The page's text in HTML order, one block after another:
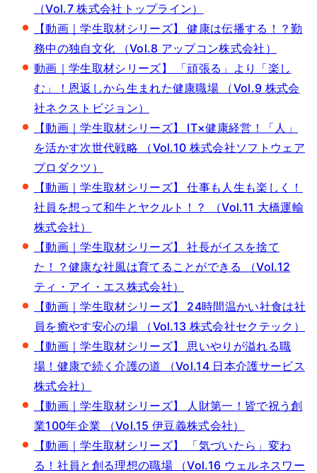
（Vol.7 株式会社トップライン）
【動画｜学生取材シリーズ】 健康は伝播する！？勤
務中の独自文化 （Vol.8 アップコン株式会社）
動画｜学生取材シリーズ】 「頑張る」より「楽し
む」！恩返しから生まれた健康職場 （Vol.9 株式会
社ネクストビジョン）
【動画｜学生取材シリーズ】 IT×健康経営！「人」
を活かす次世代戦略 （Vol.10 株式会社ソフトウェア
プロダクツ）
【動画｜学生取材シリーズ】 仕事も人生も楽しく！
社員を想って和牛とヤクルト！？ （Vol.11 大橋運輸
株式会社）
【動画｜学生取材シリーズ】 社長がイスを捨て
た！？健康な社風は育てることができる （Vol.12
ティ・アイ・エス株式会社）
【動画｜学生取材シリーズ】 24時間温かい社食は社
員を癒やす安心の場 （Vol.13 株式会社セクテック）
【動画｜学生取材シリーズ】 思いやりが溢れる職
場！健康で続く介護の道 （Vol.14 日本介護サービス
株式会社）
【動画｜学生取材シリーズ】 人財第一！皆で祝う創
業100年企業 （Vol.15 伊豆義株式会社）
【動画｜学生取材シリーズ】 「気づいたら」変わ
る！社員と創る理想の職場 （Vol.16 ウェルネスワー